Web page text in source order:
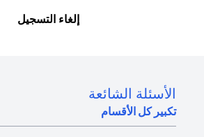
إلغاء التسجيل
الأسئلة الشائعة
تكبير كل الأقسام